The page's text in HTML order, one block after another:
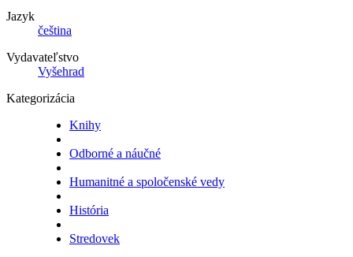
Jazyk
čeština
Vydavateľstvo
Vyšehrad
Kategorizácia
Knihy
Odborné a náučné
Humanitné a spoločenské vedy
História
Stredovek